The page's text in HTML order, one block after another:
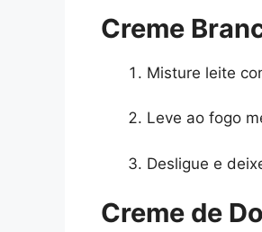
Creme
Misture leite
Leve ao fogo
Desligue e
Creme de